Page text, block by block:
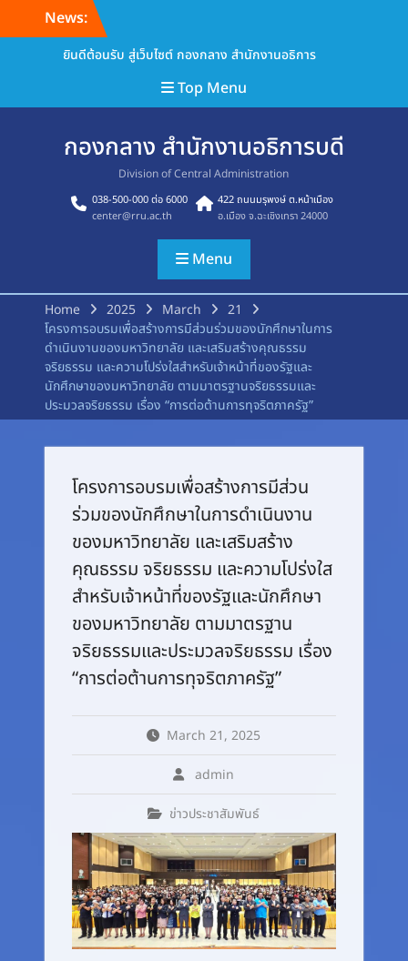
News:
ยินดีต้อนรับ สู่เว็บไซต์ กองกลาง สำนักงานอธิการ
Top Menu
กองกลาง สำนักงานอธิการบดี
Division of Central Administration
038-500-000 ต่อ 6000
center@rru.ac.th
422 ถนนมรุพงษ์ ต.หน้าเมือง
อ.เมือง จ.ฉะเชิงเทรา 24000
Menu
Home 2025 March
21
โครงการอบรมเพื่อสร้างการมีส่วนร่วมของนักศึกษาในการ
ดำเนินงานของมหาวิทยาลัย และเสริมสร้างคุณธรรม
จริยธรรม และความโปร่งใสสำหรับเจ้าหน้าที่ของรัฐและ
นักศึกษาของมหาวิทยาลัย ตามมาตรฐานจริยธรรมและ
ประมวลจริยธรรม เรื่อง “การต่อต้านการทุจริตภาครัฐ”
โครงการอบรมเพื่อสร้างการมีส่วน
ร่วมของนักศึกษาในการดำเนินงาน
ของมหาวิทยาลัย และเสริมสร้าง
คุณธรรม จริยธรรม และความโปร่งใส
สำหรับเจ้าหน้าที่ของรัฐและนักศึกษา
ของมหาวิทยาลัย ตามมาตรฐาน
จริยธรรมและประมวลจริยธรรม เรื่อง
“การต่อต้านการทุจริตภาครัฐ”
March 21, 2025
admin
ข่าวประชาสัมพันธ์